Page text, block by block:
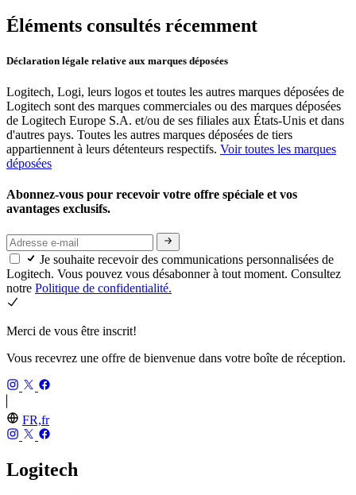
Éléments consultés récemment
Déclaration légale relative aux marques déposées
Logitech, Logi, leurs logos et toutes les autres marques déposées de
Logitech sont des marques commerciales ou des marques déposées
de Logitech Europe S.A. et/ou de ses filiales aux États-Unis et dans
d'autres pays. Toutes les autres marques déposées de tiers
appartiennent à leurs détenteurs respectifs. Voir toutes les marques
déposées
Abonnez-vous pour recevoir votre offre spéciale et vos
avantages exclusifs.
Je souhaite recevoir des communications personnalisées de
Logitech. Vous pouvez vous désabonner à tout moment. Consultez
notre Politique de confidentialité.
Merci de vous être inscrit!
Vous recevrez une offre de bienvenue dans votre boîte de réception.
FR,fr
Logitech